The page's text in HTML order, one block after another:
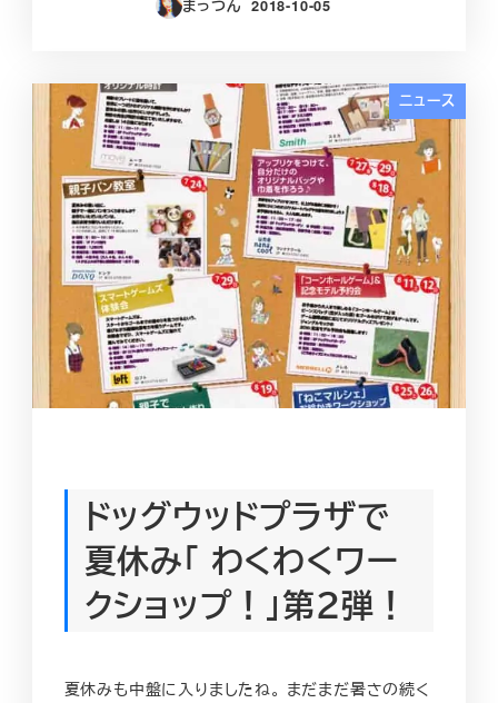
まっつん
投稿日
2018-10-05
ニュース
ドッグウッドプラザで
夏休み「 わくわくワー
クショップ！」第２弾！
夏休みも中盤に入りましたね。 まだまだ暑さの続く